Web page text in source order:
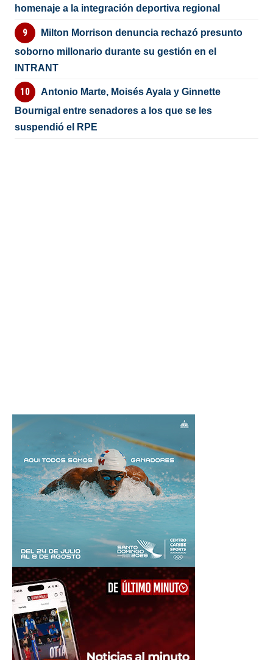
homenaje a la integración deportiva regional
Milton Morrison denuncia rechazó presunto
soborno millonario durante su gestión en el
INTRANT
Antonio Marte, Moisés Ayala y Ginnette
Bournigal entre senadores a los que se les
suspendió el RPE